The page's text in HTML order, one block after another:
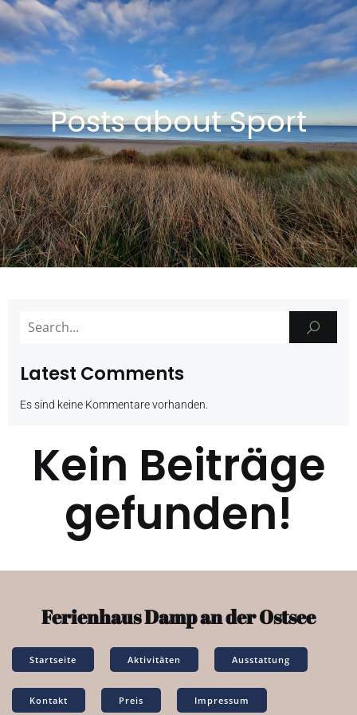
Posts about Sport
Latest Comments
Es sind keine Kommentare vorhanden.
Kein Beiträge
gefunden!
Ferienhaus Damp an der Ostsee
Startseite Aktivitäten Ausstattung
Kontakt Preis Impressum